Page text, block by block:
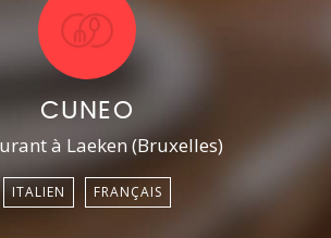
CUNEO
à Laeken (Bruxelles)
ITALIEN FRANÇAIS